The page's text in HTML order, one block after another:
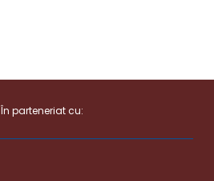
În parteneriat cu: